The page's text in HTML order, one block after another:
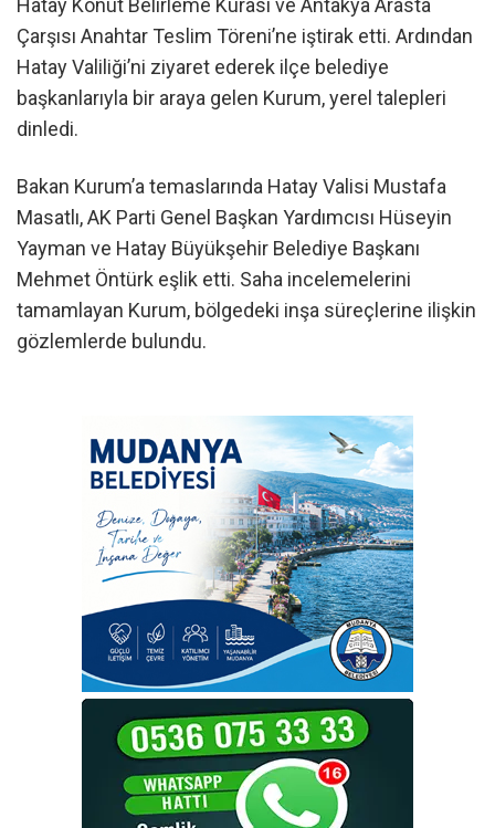
Hatay Konut Belirleme Kurası ve Antakya Arasta
Çarşısı Anahtar Teslim Töreni’ne iştirak etti. Ardından
Hatay Valiliği’ni ziyaret ederek ilçe belediye
başkanlarıyla bir araya gelen Kurum, yerel talepleri
dinledi.
Bakan Kurum’a temaslarında Hatay Valisi Mustafa
Masatlı, AK Parti Genel Başkan Yardımcısı Hüseyin
Yayman ve Hatay Büyükşehir Belediye Başkanı
Mehmet Öntürk eşlik etti. Saha incelemelerini
tamamlayan Kurum, bölgedeki inşa süreçlerine ilişkin
gözlemlerde bulundu.